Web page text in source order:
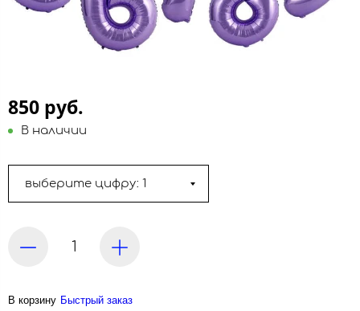
850 руб.
В наличии
выберите цифру: 1
В корзину Быстрый заказ